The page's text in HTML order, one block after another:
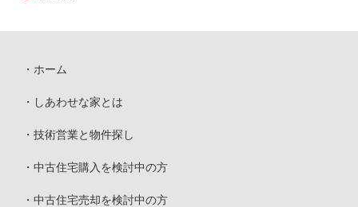
ホーム
しあわせな家とは
技術営業と物件探し
中古住宅購入を検討中の方
中古住宅売却を検討中の方